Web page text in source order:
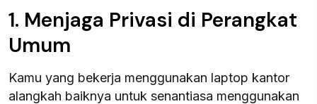
1. Menjaga Privasi di Perangkat
Umum
Kamu yang bekerja menggunakan laptop kantor
alangkah baiknya untuk senantiasa menggunakan